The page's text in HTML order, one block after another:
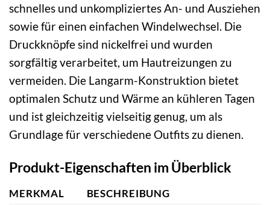
schnelles und unkompliziertes An- und Ausziehen
sowie für einen einfachen Windelwechsel. Die
Druckknöpfe sind nickelfrei und wurden
sorgfältig verarbeitet, um Hautreizungen zu
vermeiden. Die Langarm-Konstruktion bietet
optimalen Schutz und Wärme an kühleren Tagen
und ist gleichzeitig vielseitig genug, um als
Grundlage für verschiedene Outfits zu dienen.
Produkt-Eigenschaften im Überblick
MERKMAL BESCHREIBUNG